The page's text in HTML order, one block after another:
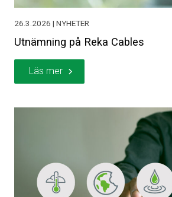
26.3.2026 | NYHETER
Utnämning på Reka Cables
Läs mer